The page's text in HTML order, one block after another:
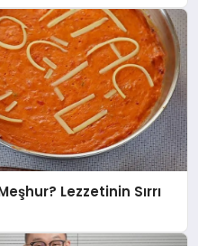
Lezzetinin Sırrı